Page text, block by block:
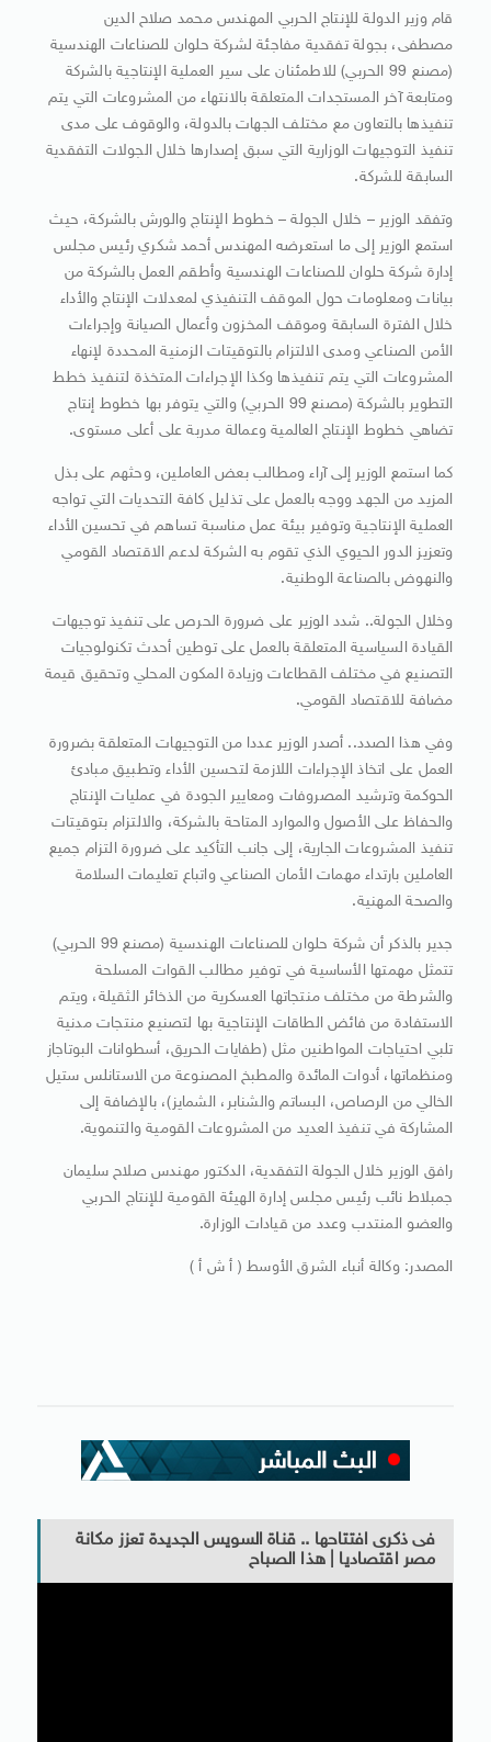
قام وزير الدولة للإنتاج الحربي المهندس محمد صلاح الدين
مصطفى، بجولة تفقدية مفاجئة لشركة حلوان للصناعات الهندسية
(مصنع 99 الحربي) للاطمئنان على سير العملية الإنتاجية بالشركة
ومتابعة آخر المستجدات المتعلقة بالانتهاء من المشروعات التي يتم
تنفيذها بالتعاون مع مختلف الجهات بالدولة، والوقوف على مدى
تنفيذ التوجيهات الوزارية التي سبق إصدارها خلال الجولات التفقدية
السابقة للشركة.
وتفقد الوزير – خلال الجولة – خطوط الإنتاج والورش بالشركة، حيث
استمع الوزير إلى ما استعرضه المهندس أحمد شكري رئيس مجلس
إدارة شركة حلوان للصناعات الهندسية وأطقم العمل بالشركة من
بيانات ومعلومات حول الموقف التنفيذي لمعدلات الإنتاج والأداء
خلال الفترة السابقة وموقف المخزون وأعمال الصيانة وإجراءات
الأمن الصناعي ومدى الالتزام بالتوقيتات الزمنية المحددة لإنهاء
المشروعات التي يتم تنفيذها وكذا الإجراءات المتخذة لتنفيذ خطط
التطوير بالشركة (مصنع 99 الحربي) والتي يتوفر بها خطوط إنتاج
تضاهي خطوط الإنتاج العالمية وعمالة مدربة على أعلى مستوى.
كما استمع الوزير إلى آراء ومطالب بعض العاملين، وحثهم على بذل
المزيد من الجهد ووجه بالعمل على تذليل كافة التحديات التي تواجه
العملية الإنتاجية وتوفير بيئة عمل مناسبة تساهم في تحسين الأداء
وتعزيز الدور الحيوي الذي تقوم به الشركة لدعم الاقتصاد القومي
والنهوض بالصناعة الوطنية.
وخلال الجولة.. شدد الوزير على ضرورة الحرص على تنفيذ توجيهات
القيادة السياسية المتعلقة بالعمل على توطين أحدث تكنولوجيات
التصنيع في مختلف القطاعات وزيادة المكون المحلي وتحقيق قيمة
مضافة للاقتصاد القومي.
وفي هذا الصدد.. أصدر الوزير عددا من التوجيهات المتعلقة بضرورة
العمل على اتخاذ الإجراءات اللازمة لتحسين الأداء وتطبيق مبادئ
الحوكمة وترشيد المصروفات ومعايير الجودة في عمليات الإنتاج
والحفاظ على الأصول والموارد المتاحة بالشركة، والالتزام بتوقيتات
تنفيذ المشروعات الجارية، إلى جانب التأكيد على ضرورة التزام جميع
العاملين بارتداء مهمات الأمان الصناعي واتباع تعليمات السلامة
والصحة المهنية.
جدير بالذكر أن شركة حلوان للصناعات الهندسية (مصنع 99 الحربي)
تتمثل مهمتها الأساسية في توفير مطالب القوات المسلحة
والشرطة من مختلف منتجاتها العسكرية من الذخائر الثقيلة، ويتم
الاستفادة من فائض الطاقات الإنتاجية بها لتصنيع منتجات مدنية
تلبي احتياجات المواطنين مثل (طفايات الحريق، أسطوانات البوتاجاز
ومنظماتها، أدوات المائدة والمطبخ المصنوعة من الاستانلس ستيل
الخالي من الرصاص، البساتم والشنابر، الشمايز)، بالإضافة إلى
المشاركة في تنفيذ العديد من المشروعات القومية والتنموية.
رافق الوزير خلال الجولة التفقدية، الدكتور مهندس صلاح سليمان
جمبلاط نائب رئيس مجلس إدارة الهيئة القومية للإنتاج الحربي
والعضو المنتدب وعدد من قيادات الوزارة.
المصدر: وكالة أنباء الشرق الأوسط ( أ ش أ )
فى ذكرى افتتاحها .. قناة السويس الجديدة تعزز مكانة
مصر اقتصاديا | هذا الصباح